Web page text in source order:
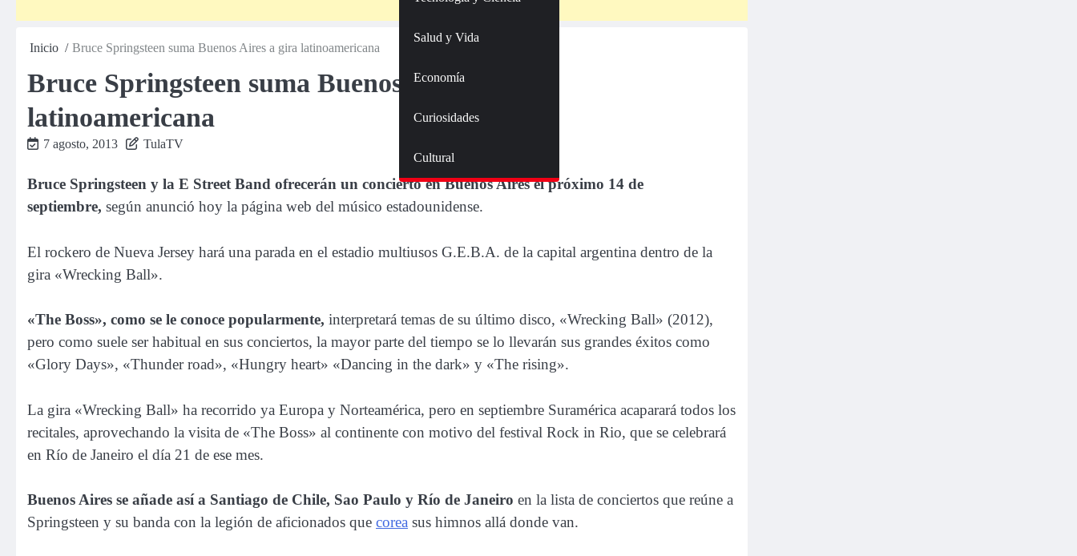
Salud y Vida
Economía
Curiosidades
Cultural
Inicio Bruce Springsteen suma Buenos Aires a gira latinoamericana
Bruce Springsteen suma Buenos Aires a gira
latinoamericana
7 agosto, 2013 TulaTV
Bruce Springsteen y la E Street Band ofrecerán un concierto en Buenos Aires el próximo 14 de
septiembre, según anunció hoy la página web del músico estadounidense.
El rockero de Nueva Jersey hará una parada en el estadio multiusos G.E.B.A. de la capital argentina dentro de la
gira «Wrecking Ball».
«The Boss», como se le conoce popularmente, interpretará temas de su último disco, «Wrecking Ball» (2012),
pero como suele ser habitual en sus conciertos, la mayor parte del tiempo se lo llevarán sus grandes éxitos como
«Glory Days», «Thunder road», «Hungry heart» «Dancing in the dark» y «The rising».
La gira «Wrecking Ball» ha recorrido ya Europa y Norteamérica, pero en septiembre Suramérica acaparará todos los
recitales, aprovechando la visita de «The Boss» al continente con motivo del festival Rock in Rio, que se celebrará
en Río de Janeiro el día 21 de ese mes.
Buenos Aires se añade así a Santiago de Chile, Sao Paulo y Río de Janeiro en la lista de conciertos que reúne a
Springsteen y su banda con la legión de aficionados que corea sus himnos allá donde van.